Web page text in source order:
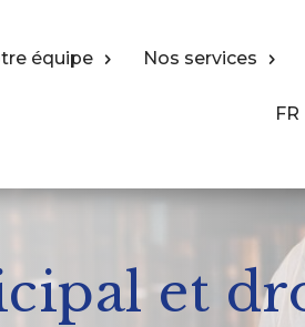
équipe Nos services
FR
et